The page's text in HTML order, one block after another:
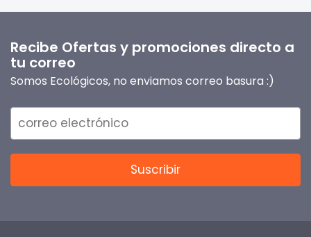
Recibe Ofertas y promociones directo a
tu correo
Somos Ecológicos, no enviamos correo basura :)